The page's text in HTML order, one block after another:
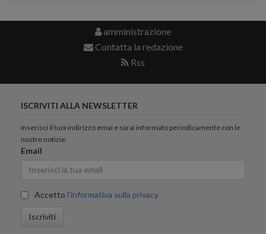
amministrazione
Contatta la redazione
Rss
ISCRIVITI ALLA NEWSLETTER
inserisci il tuoi indirizzo emai e sarai informato periodicamente con le
nostre notizie.
Email
Accetto l'informativa sulla privacy
Iscriviti